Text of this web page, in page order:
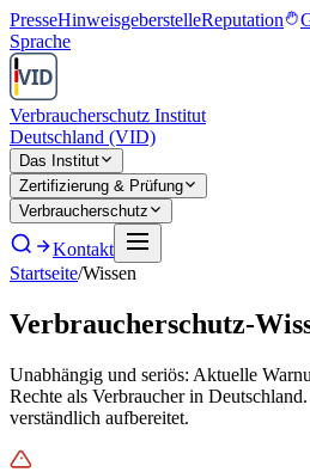
PresseHinweisgeberstelleReputation
Sprache
Verbraucherschutz Institut
Deutschland (VID)
Das Institut
Zertifizierung & Prüfung
Verbraucherschutz
Kontakt
Startseite/Wissen
Verbraucherschutz-
Unabhängig und seriös: Aktuelle
Rechte als Verbraucher in
verständlich aufbereitet.